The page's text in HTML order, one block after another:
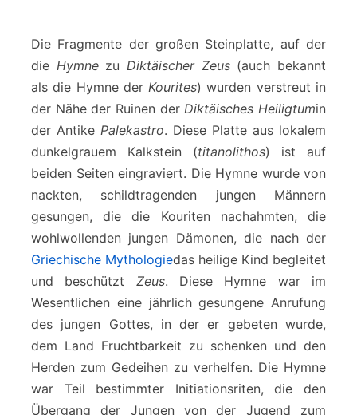
Die Fragmente der großen Steinplatte, auf der
die Hymnezu Diktäischer Zeus(auch bekannt
als die Hymne der Kourites) wurden verstreut in
der Nähe der Ruinen der Diktäisches Heiligtumin
der Antike Palekastro. Diese Platte aus lokalem
dunkelgrauem Kalkstein (titanolithos) ist auf
beiden Seiten eingraviert. Die Hymne wurde von
nackten, schildtragenden jungen Männern
gesungen, die die Kouriten nachahmten, die
wohlwollenden jungen Dämonen, die nach der
Griechische Mythologiedas heilige Kind begleitet
und beschützt Zeus. Diese Hymne war im
Wesentlichen eine jährlich gesungene Anrufung
des jungen Gottes, in der er gebeten wurde,
dem Land Fruchtbarkeit zu schenken und den
Herden zum Gedeihen zu verhelfen. Die Hymne
war Teil bestimmter Initiationsriten, die den
Übergang der Jungen von der Jugend zum